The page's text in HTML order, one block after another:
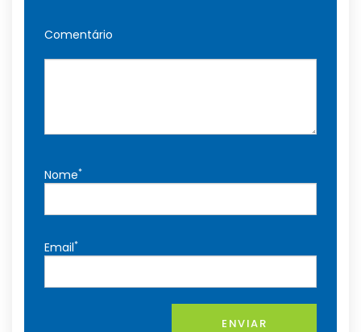
Comentário
Nome*
Email*
ENVIAR